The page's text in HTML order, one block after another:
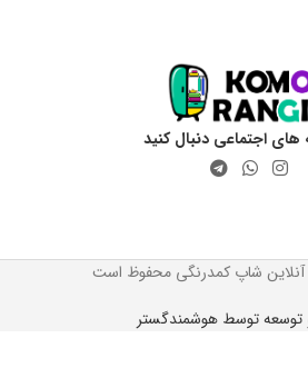
های اجتماعی دنبال کنید
آنلاین شاپ کمدرنگی محفوظ است
توسط هوشمندگستر